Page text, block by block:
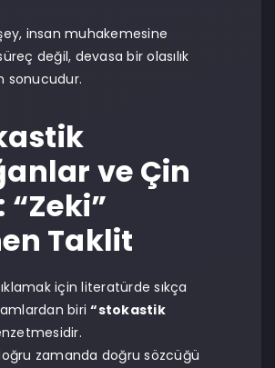
insan muhakemesine
değil, devasa bir olasılık
sonucudur.
ve Çin
“Zeki”
Taklit
için literatürde sıkça
biri“stokastik
zamanda doğru sözcüğü